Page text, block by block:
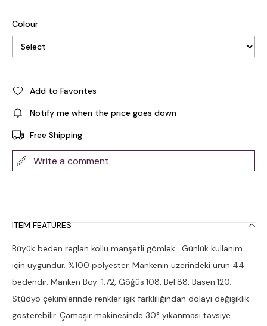
Colour
Add to Favorites
Notify me when the price goes down
Free Shipping
Write a comment
ITEM FEATURES
Büyük beden reglan kollu manşetli gömlek . Günlük kullanım
için uygundur. %100 polyester. Mankenin üzerindeki ürün 44
bedendir. Manken Boy: 1.72, Göğüs:108, Bel:88, Basen:120.
Stüdyo çekimlerinde renkler ışık farklılığından dolayı değişiklik
gösterebilir. Çamaşır makinesinde 30° yıkanması tavsiye